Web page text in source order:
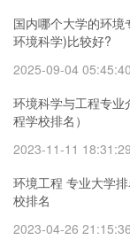
国内哪个大学的环
环境科学)比较好?
2025-09-04 05:45:40
环境科学与工程专
程学校排名）
2023-11-11 18:31:29
环境工程 专业大学
校排名
2023-04-26 21:15:36